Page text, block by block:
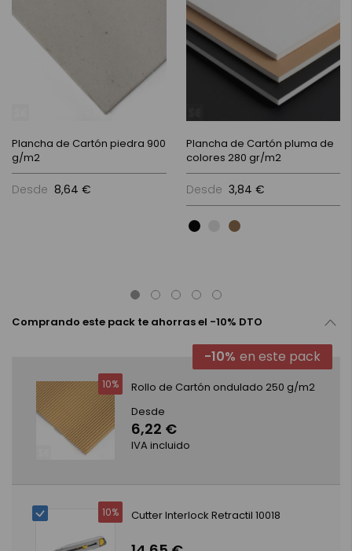
Comprando este pack te ahorras el -10% DTO
10%
Rollo de Cartón ondulado 250 g/m2
Desde
6,22 €
IVA incluido
10% Cutter Interlock Retractil 10018
-10% en este pack
Plancha de Cartón piedra 900
g/m2
Desde 8,64 €
Plancha de Cartón pluma de
colores 280 gr/m2
Desde 3,84 €